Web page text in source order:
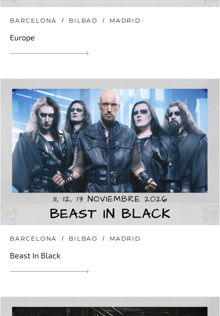
BARCELONA BILBAO MADRID
Europe
BARCELONA BILBAO MADRID
Beast In Black